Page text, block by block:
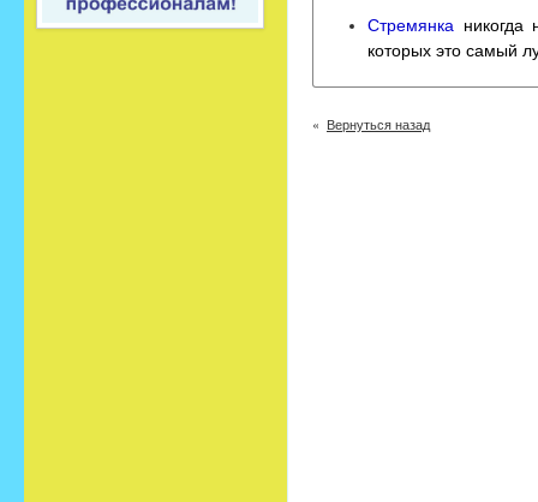
Стремянка
которых это самый
Вернуться назад